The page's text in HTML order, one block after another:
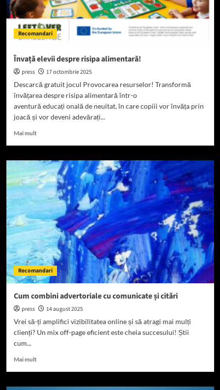
pariurile
sportive
Recomandari
Învață elevii despre risipa alimentară!
press
17 octombrie 2025
Descarcă gratuit jocul Provocarea resurselor! Transformă
învățarea despre risipa alimentară într-o
aventură educați onală de neuitat, în care copiii vor învăța prin
joacă și vor deveni adevărați...
Mai multRead
Învață
elevii
despre
risipa
alimentară!
Recomandari
Cum combini advertoriale cu comunicate și citări
press
14 august 2025
Vrei să-ți amplifici vizibilitatea online și să atragi mai mulți
clienți? Un mix off-page eficient este cheia succesului! Știi
cum...
Mai multRead
Cum